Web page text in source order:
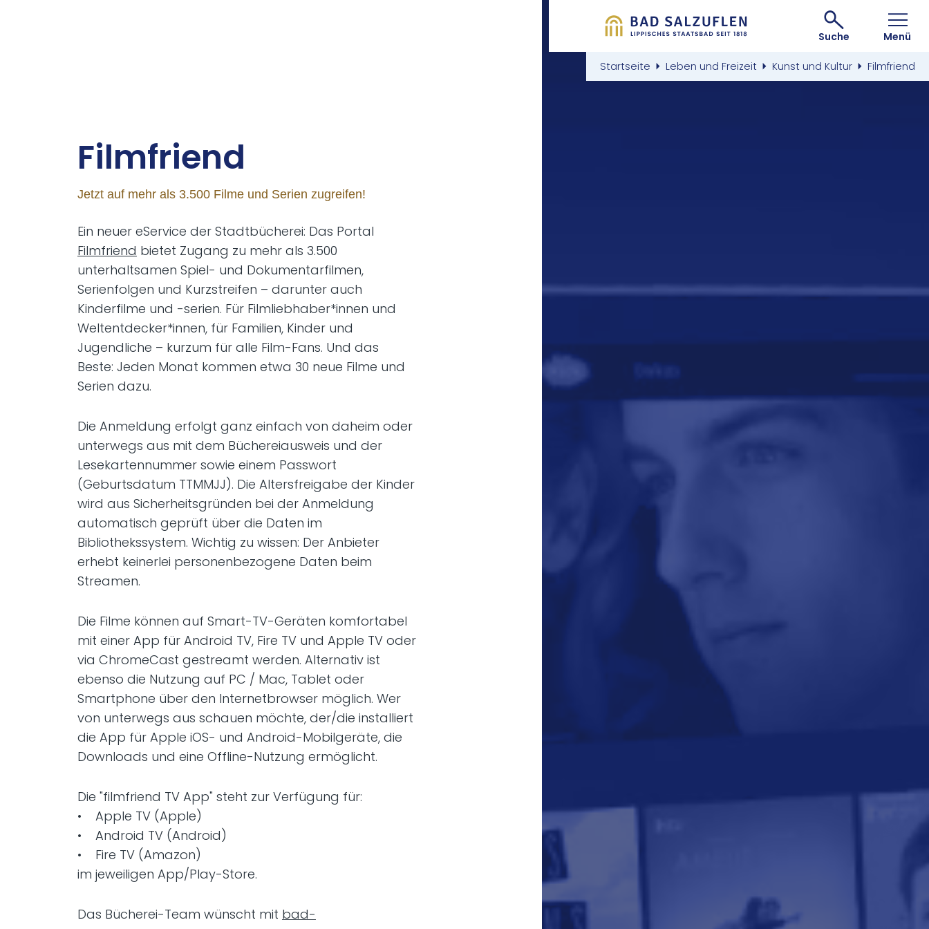
Suche Menü
Startseite Leben und Freizeit Kunst und Kultur Filmfriend
Film­fri­end
Jetzt auf mehr als 3.500 Filme und Serien zugreifen!
Ein neuer eService der Stadtbücherei: Das Portal
Filmfriend bietet Zugang zu mehr als 3.500
unterhaltsamen Spiel- und Dokumentarfilmen,
Serienfolgen und Kurzstreifen – darunter auch
Kinderfilme und -serien. Für Filmliebhaber*innen und
Weltentdecker*innen, für Familien, Kinder und
Jugendliche – kurzum für alle Film-Fans. Und das
Beste: Jeden Monat kommen etwa 30 neue Filme und
Serien dazu.
Die Anmeldung erfolgt ganz einfach von daheim oder
unterwegs aus mit dem Büchereiausweis und der
Lesekartennummer sowie einem Passwort
(Geburtsdatum TTMMJJ). Die Altersfreigabe der Kinder
wird aus Sicherheitsgründen bei der Anmeldung
automatisch geprüft über die Daten im
Bibliothekssystem. Wichtig zu wissen: Der Anbieter
erhebt keinerlei personenbezogene Daten beim
Streamen.
Die Filme können auf Smart-TV-Geräten komfortabel
mit einer App für Android TV, Fire TV und Apple TV oder
via ChromeCast gestreamt werden. Alternativ ist
ebenso die Nutzung auf PC / Mac, Tablet oder
Smartphone über den Internetbrowser möglich. Wer
von unterwegs aus schauen möchte, der/die installiert
die App für Apple iOS- und Android-Mobilgeräte, die
Downloads und eine Offline-Nutzung ermöglicht.
Die "filmfriend TV App" steht zur Verfügung für:
• Apple TV (Apple)
• Android TV (Android)
• Fire TV (Amazon)
im jeweiligen App/Play-Store.
Das Bücherei-Team wünscht mit bad-